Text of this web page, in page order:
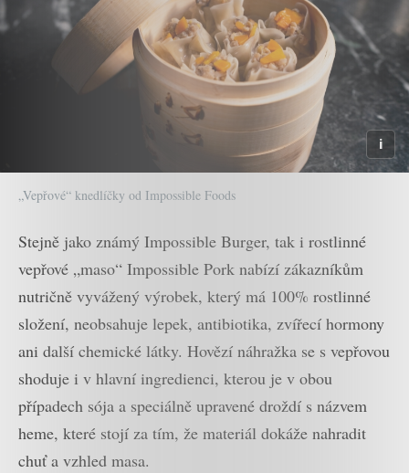
„Vepřové“ knedlíčky od Impossible Foods
Stejně jako známý Impossible Burger, tak i rostlinné
vepřové „maso“ Impossible Pork nabízí zákazníkům
nutričně vyvážený výrobek, který má 100% rostlinné
složení, neobsahuje lepek, antibiotika, zvířecí hormony
ani další chemické látky. Hovězí náhražka se s vepřovou
shoduje i v hlavní ingredienci, kterou je v obou
případech sója a speciálně upravené droždí s názvem
heme, které stojí za tím, že materiál dokáže nahradit
chuť a vzhled masa.